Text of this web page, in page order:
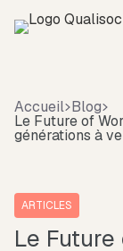
Accueil Blog
Le Future of
générations à
ARTICLES
Le